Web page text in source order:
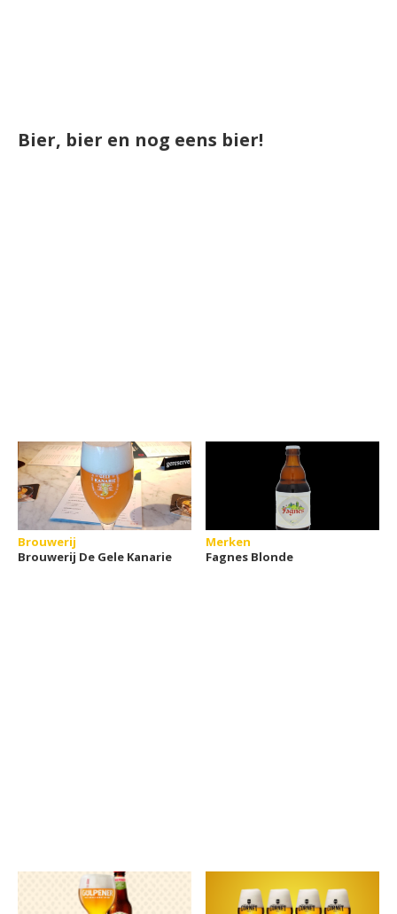
Bier, bier en nog eens bier!
Brouwerij
Brouwerij De Gele Kanarie
Merken
Fagnes Blonde